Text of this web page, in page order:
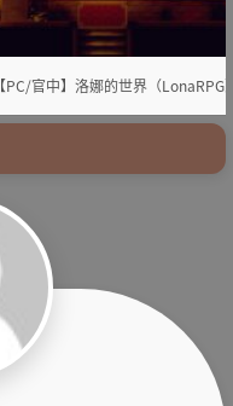
【PC/官中】洛娜的世界（LonaRPG